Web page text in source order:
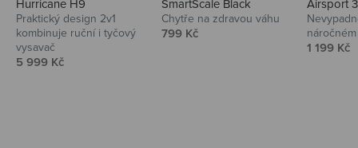
Hurricane H9
Praktický design 2v1
kombinuje ruční i tyčový
vysavač
Prodejní cena
5 999 Kč
SmartScale Black
Chytře na zdravou váhu
Prodejní cena
799 Kč
Airsport
Prodejní
1 199 Kč